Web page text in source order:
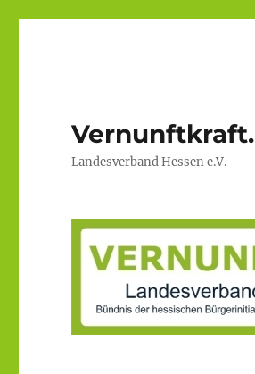
Vernunftkraft.
Landesverband Hessen e.V.